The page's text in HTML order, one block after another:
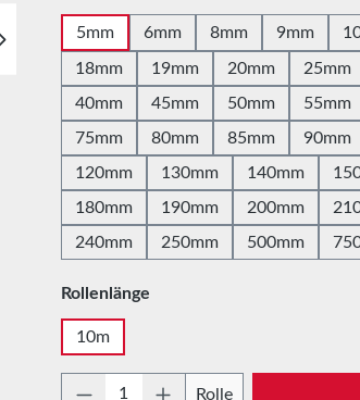
5mm 6mm 8mm 9mm
18mm 19mm 20mm 25mm
40mm
45mm 50mm 55mm
75mm
80mm 85mm 90mm
120mm
130mm 140mm
180mm
190mm 200mm
240mm
250mm 500mm
Seleccione
Rollenlänge
10m
Cantidad del producto:
Rolle